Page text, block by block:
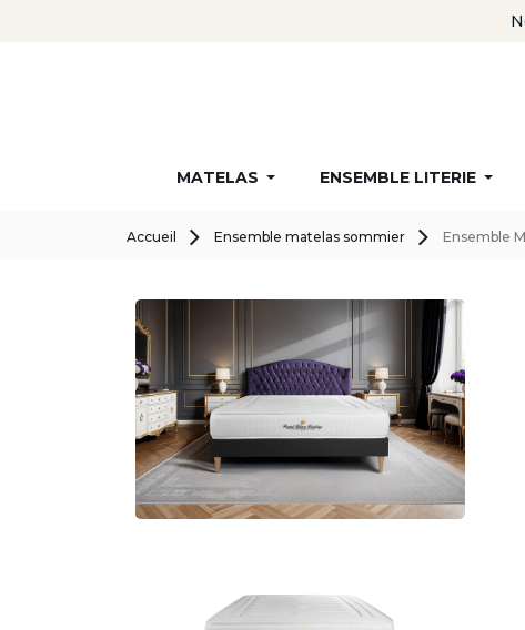
MATELAS ENSEMBLE LITERIE
Accueil Ensemble matelas sommier Ensemble